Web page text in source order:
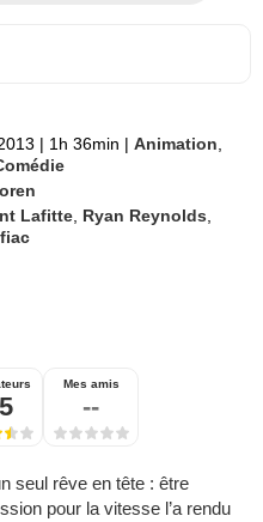
| 1h 36min | Animation
Lafitte Ryan Reynolds
Mes amis
--
seul rêve en tête : être
pour la vitesse l’a rendu